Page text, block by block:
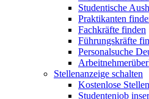
Studentische
Praktikanten
Fachkräfte finden
Führungskräfte
Personalsuche
Stellenanzeige schalten
Kostenlose
Studentenjob